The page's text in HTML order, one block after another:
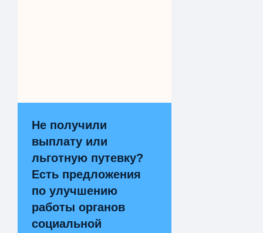
Не получили
выплату или
льготную путевку?
Есть предложения
по улучшению
работы органов
социальной